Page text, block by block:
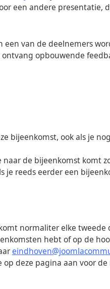
een andere presentatie,
een van de deelnemers
opbouwende
bijeenkomst, ook als je
de bijeenkomst komt
je reeds eerder een
normaliter elke tweede
hebt of op de
deze pagina aan voor